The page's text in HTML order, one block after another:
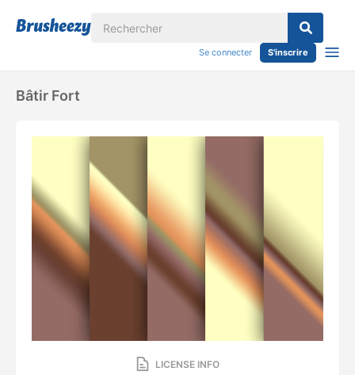
Se connecter S'inscrire
Bâtir Fort
LICENSE INFO